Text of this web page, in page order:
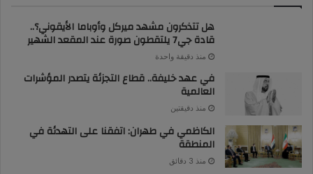
هل تتذكرون مشهد ميركل وأوباما الأيقوني؟..
قادة جي7 يلتقطون صورة عند المقعد الشهير
منذ دقيقة واحدة
في عهد خليفة.. قطاع التجزئة يتصدر المؤشرات
العالمية
منذ دقيقتين
الكاظمي في طهران: اتفقنا على التهدئة في
المنطقة
منذ 3 دقائق